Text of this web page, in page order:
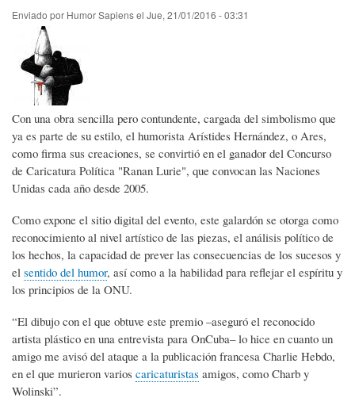
Enviado por Humor Sapiensel Jue, 21/01/2016 - 03:31
Con una obra sencilla pero contundente, cargada del simbolismo que
ya es parte de su estilo, el humorista Arístides Hernández, o Ares,
como firma sus creaciones, se convirtió en el ganador del Concurso
de Caricatura Política "Ranan Lurie", que convocan las Naciones
Unidas cada año desde 2005.
Como expone el sitio digital del evento, este galardón se otorga como
reconocimiento al nivel artístico de las piezas, el análisis político de
los hechos, la capacidad de prever las consecuencias de los sucesos y
el sentido del humor, así como a la habilidad para reflejar el espíritu y
los principios de la ONU.
“El dibujo con el que obtuve este premio –aseguró el reconocido
artista plástico en una entrevista para OnCuba– lo hice en cuanto un
amigo me avisó del ataque a la publicación francesa Charlie Hebdo,
en el que murieron varios caricaturistas amigos, como Charb y
Wolinski”.